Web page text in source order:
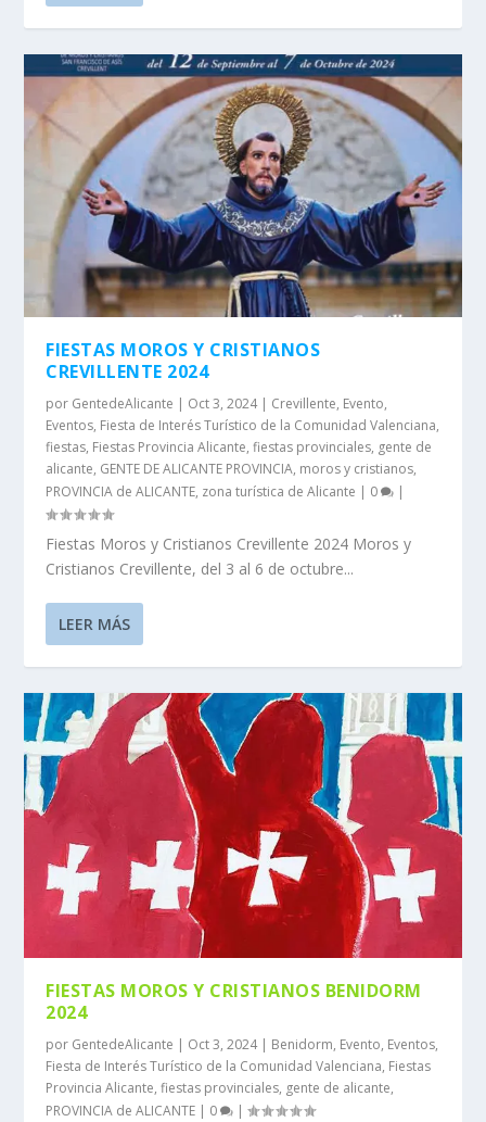
FIESTAS MOROS Y CRISTIANOS
CREVILLENTE 2024
por GentedeAlicante | Oct 3, 2024| Crevillente, Evento,
Eventos, Fiesta de Interés Turístico de la Comunidad Valenciana,
fiestas, Fiestas Provincia Alicante,fiestas provinciales, gente de
alicante, GENTE DE ALICANTE PROVINCIA, moros y cristianos,
PROVINCIA de ALICANTE, zona turística de Alicante | 0 |
Fiestas Moros y Cristianos Crevillente 2024 Moros y
Cristianos Crevillente, del 3 al 6 de octubre...
LEER MÁS
FIESTAS MOROS Y CRISTIANOS BENIDORM
2024
por GentedeAlicante Oct 3, 2024| Benidorm, Evento, Eventos,
Fiesta de Interés Turístico de la Comunidad Valenciana, Fiestas
Provincia Alicante,fiestas provinciales, gente de alicante,
PROVINCIA de ALICANTE
0 |